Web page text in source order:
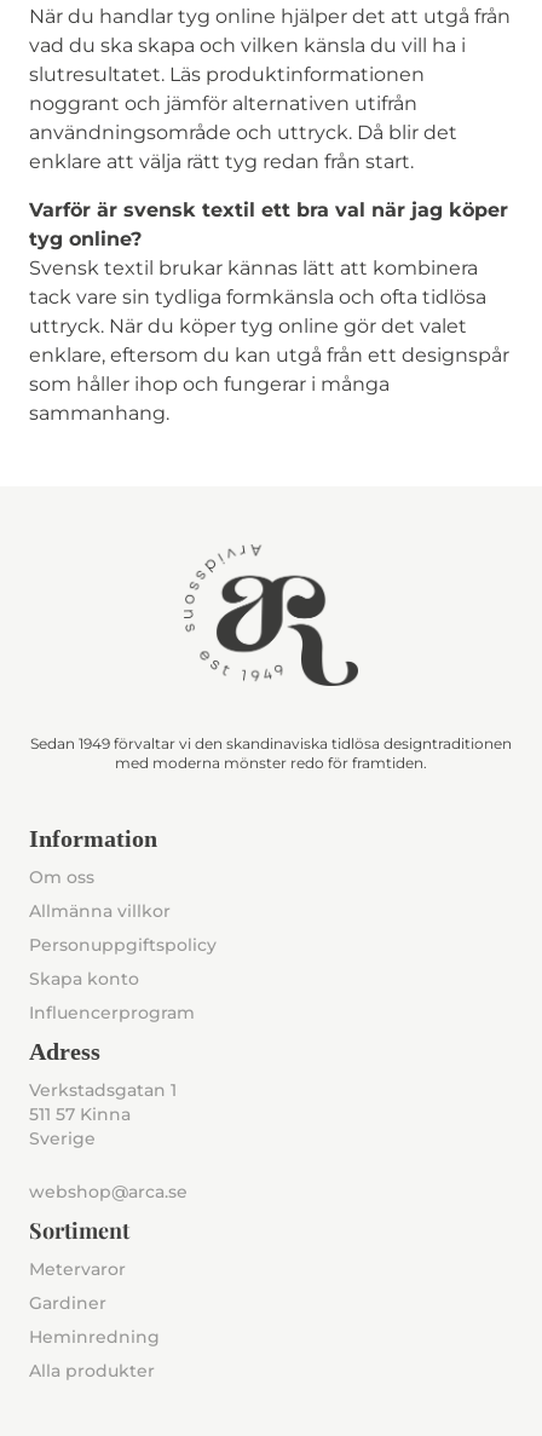
När du handlar tyg online hjälper det att utgå från
vad du ska skapa och vilken känsla du vill ha i
slutresultatet. Läs produktinformationen
noggrant och jämför alternativen utifrån
användningsområde och uttryck. Då blir det
enklare att välja rätt tyg redan från start.
Varför är svensk textil ett bra val när jag köper
tyg online?
Svensk textil brukar kännas lätt att kombinera
tack vare sin tydliga formkänsla och ofta tidlösa
uttryck. När du köper tyg online gör det valet
enklare, eftersom du kan utgå från ett designspår
som håller ihop och fungerar i många
sammanhang.
Sedan 1949 förvaltar vi den skandinaviska tidlösa designtraditionen
med moderna mönster redo för framtiden.
Information
Om oss
Allmänna villkor
Personuppgiftspolicy
Skapa konto
Influencerprogram
Adress
Verkstadsgatan 1
511 57 Kinna
Sverige
webshop@arca.se
Sortiment
Metervaror
Gardiner
Heminredning
Alla produkter